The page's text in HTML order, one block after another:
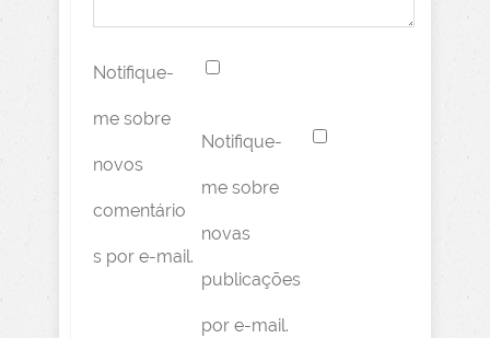
Notifique-
me sobre
novos
comentário
s por e-mail.
Notifique-
me sobre
novas
publicações
por e-mail.